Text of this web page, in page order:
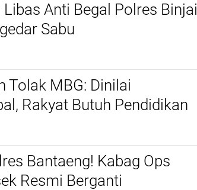
Anti Begal Polres Binjai
Sabu
Tolak MBG: Dinilai
Rakyat Butuh Pendidikan
Makanan Beracun.
Bantaeng! Kabag Ops
Resmi Berganti